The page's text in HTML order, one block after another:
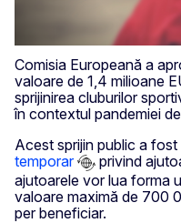
Comisia Europeană a
valoare de 1,4 milioane
sprijinirea cluburilor
în contextul pandemiei
Acest sprijin public a
temporar
privind
ajutoarele vor lua forma
valoare maximă de 700
per beneficiar.